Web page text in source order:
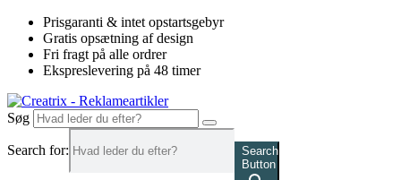
Videre
indhold
Prisgaranti & intet opstartsgebyr
Gratis opsætning af design
Fri fragt på alle ordrer
Ekspreslevering på 48 timer
Søg
Search for:
Search
Button